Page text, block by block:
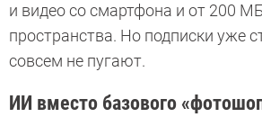
и видео со смартфона и от 200
пространства. Но подписки уже
совсем не пугают.
ИИ вместо базового